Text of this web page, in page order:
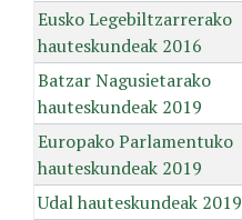
Eusko Legebiltzarrerako
hauteskundeak 2016
Batzar Nagusietarako
hauteskundeak 2019
Europako Parlamentuko
hauteskundeak 2019
Udal hauteskundeak 2019